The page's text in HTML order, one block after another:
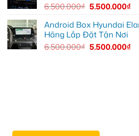
6.500.000₫ 5.500.000₫
Android Box Hyundai
Hãng Lắp Đặt Tận Nơi
6.500.000₫ 5.500.000₫